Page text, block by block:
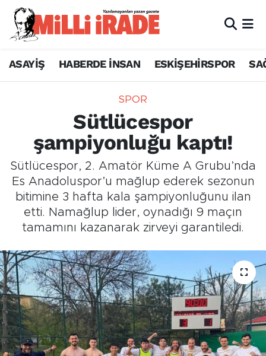
ASAYİŞ HABERDE İNSAN ESKİŞEHİRSPOR
SPOR
Sütlücespor
şampiyonluğu kaptı!
Sütlücespor, 2. Amatör Küme A Grubu’nda
Es Anadoluspor’u mağlup ederek sezonun
bitimine 3 hafta kala şampiyonluğunu ilan
etti. Namağlup lider, oynadığı 9 maçın
tamamını kazanarak zirveyi garantiledi.